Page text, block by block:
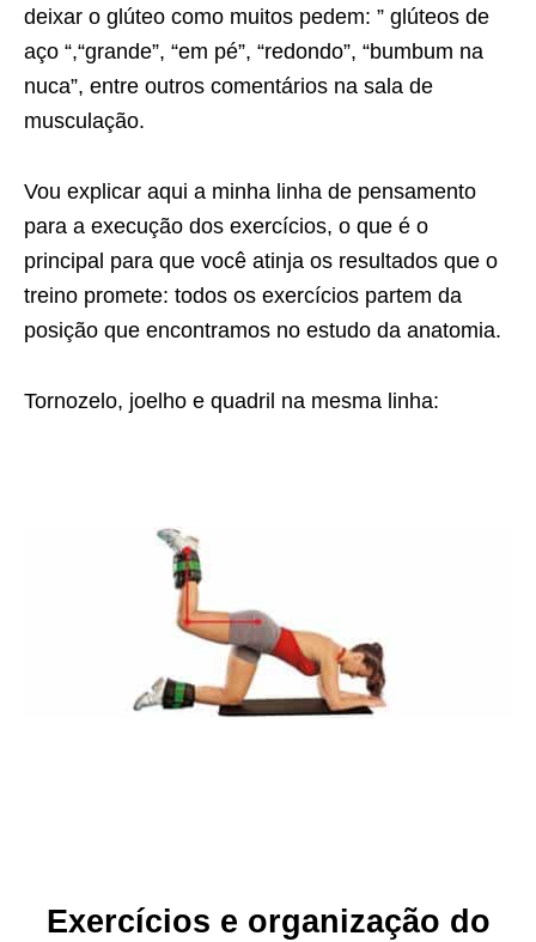
deixar o glúteo como muitos pedem: ” glúteos de
aço “,“grande”, “em pé”, “redondo”, “bumbum na
nuca”, entre outros comentários na sala de
musculação.
Vou explicar aqui a minha linha de pensamento
para a execução dos exercícios, o que é o
principal para que você atinja os resultados que o
treino promete: todos os exercícios partem da
posição que encontramos no estudo da anatomia.
Tornozelo, joelho e quadril na mesma linha:
Exercícios e organização do